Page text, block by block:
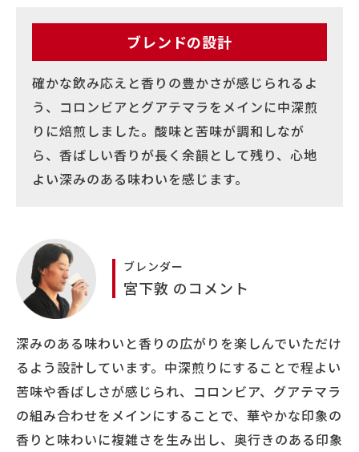
ブレンドの設計
確かな飲み応えと香りの豊かさが感じられるよ
う、コロンビアとグアテマラをメインに中深煎
りに焙煎しました。酸味と苦味が調和しなが
ら、香ばしい香りが長く余韻として残り、心地
よい深みのある味わいを感じます。
ブレンダー
宮下敦 のコメント
深みのある味わいと香りの広がりを楽しんでいただけ
るよう設計しています。中深煎りにすることで程よい
苦味や香ばしさが感じられ、コロンビア、グアテマラ
の組み合わせをメインにすることで、華やかな印象の
香りと味わいに複雑さを生み出し、奥行きのある印象